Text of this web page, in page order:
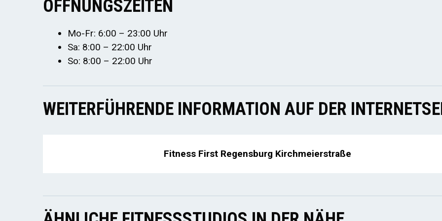
ÖFFNUNGSZEITEN
Mo-Fr: 6:00 – 23:00 Uhr
Sa: 8:00 – 22:00 Uhr
So: 8:00 – 22:00 Uhr
WEITERFÜHRENDE INFORMATION AUF DER
Fitness First Regensburg Kirchmeierstraße